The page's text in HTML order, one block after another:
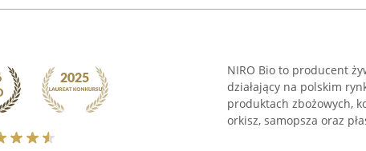
NIRO Bio to producent
działający na polskim
produktach zbożowych,
orkisz, samopsza oraz